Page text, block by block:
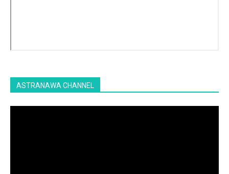
ASTRANAWA CHANNEL